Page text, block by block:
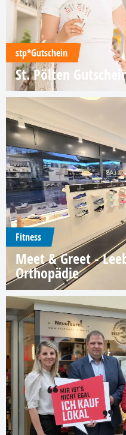
stp*Gutschein
St. Pölten
Fitness
Meet & Greet -
Orthopädie